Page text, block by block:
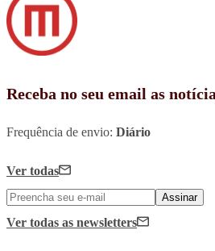
Receba no seu email as
Frequência de envio: Diário
Ver todas
Assinar
Ver todas as newsletters